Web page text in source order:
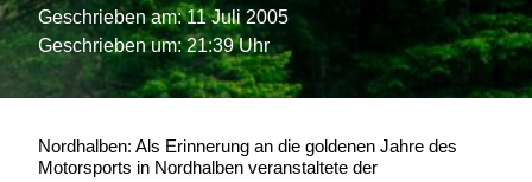
Geschrieben am: 11 Juli 2005
Geschrieben um: 21:39 Uhr
Nordhalben: Als Erinnerung an die goldenen Jahre des
Motorsports in Nordhalben veranstaltete der